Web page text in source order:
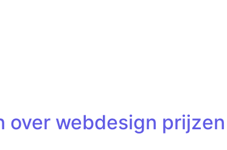
over webdesign